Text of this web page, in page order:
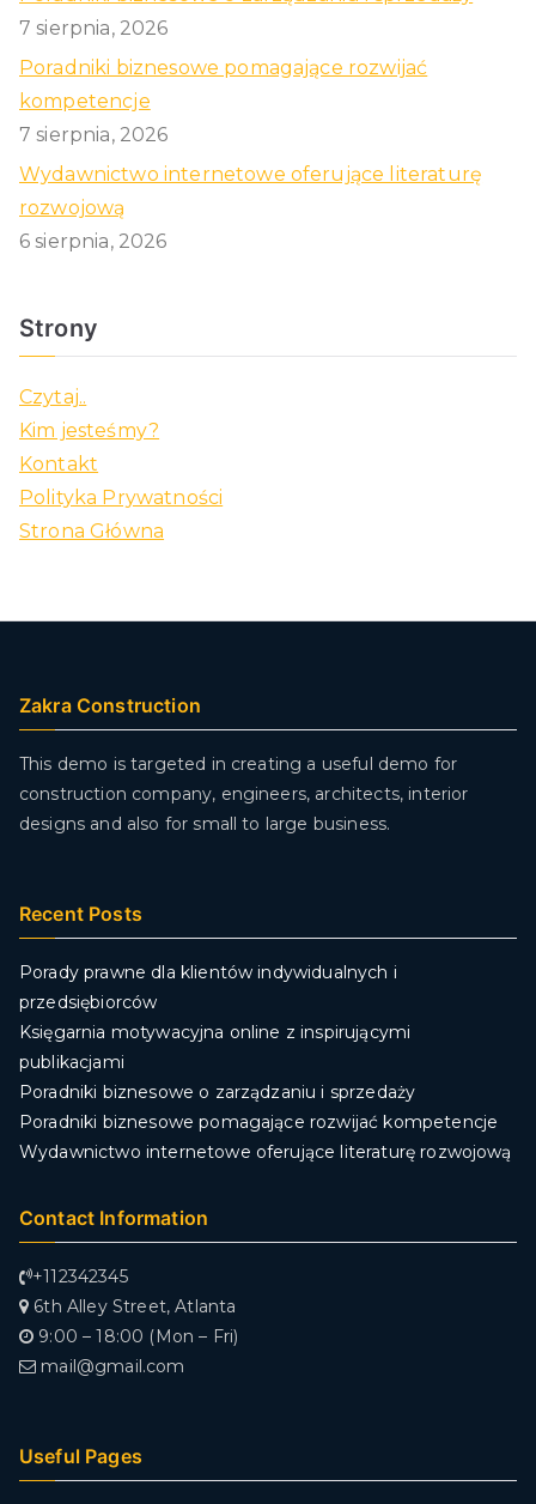
7 sierpnia, 2026
Poradniki biznesowe pomagające rozwijać
kompetencje
7 sierpnia, 2026
Wydawnictwo internetowe oferujące literaturę
rozwojową
6 sierpnia, 2026
Strony
Czytaj..
Kim jesteśmy?
Kontakt
Polityka Prywatności
Strona Główna
Zakra Construction
This demo is targeted in creating a useful demo for
construction company, engineers, architects, interior
designs and also for small to large business.
Recent Posts
Porady prawne dla klientów indywidualnych i
przedsiębiorców
Księgarnia motywacyjna online z inspirującymi
publikacjami
Poradniki biznesowe o zarządzaniu i sprzedaży
Poradniki biznesowe pomagające rozwijać kompetencje
Wydawnictwo internetowe oferujące literaturę rozwojową
Contact Information
+112342345
6th Alley Street, Atlanta
9:00 – 18:00 (Mon – Fri)
mail@gmail.com
Useful Pages